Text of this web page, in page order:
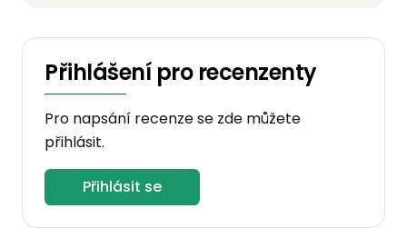
Přihlášení pro recenzenty
Pro napsání recenze se zde můžete
přihlásit.
Přihlásit se